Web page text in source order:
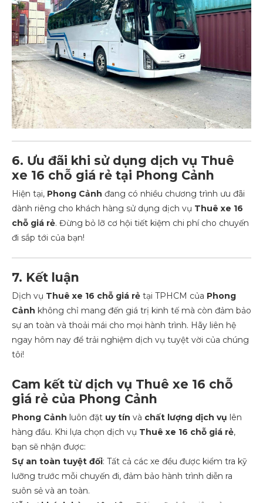
6. Ưu đãi khi sử dụng dịch vụ Thuê
xe 16 chỗ giá rẻ tại Phong Cảnh
Hiện tại, Phong Cảnh đang có nhiều chương trình ưu đãi
dành riêng cho khách hàng sử dụng dịch vụ Thuê xe 16
chỗ giá rẻ. Đừng bỏ lỡ cơ hội tiết kiệm chi phí cho chuyến
đi sắp tới của bạn!
7. Kết luận
Dịch vụ Thuê xe 16 chỗ giá rẻ tại TPHCM của Phong
Cảnh không chỉ mang đến giá trị kinh tế mà còn đảm bảo
sự an toàn và thoải mái cho mọi hành trình. Hãy liên hệ
ngay hôm nay để trải nghiệm dịch vụ tuyệt vời của chúng
tôi!
Cam kết từ dịch vụ Thuê xe 16 chỗ
giá rẻ của Phong Cảnh
Phong Cảnh luôn đặt uy tín và chất lượng dịch vụ lên
hàng đầu. Khi lựa chọn dịch vụ Thuê xe 16 chỗ giá rẻ,
bạn sẽ nhận được:
Sự an toàn tuyệt đối: Tất cả các xe đều được kiểm tra kỹ
lưỡng trước mỗi chuyến đi, đảm bảo hành trình diễn ra
suôn sẻ và an toàn.